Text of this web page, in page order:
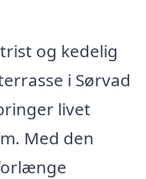
og kedelig
i Sørvad
livet
Med den